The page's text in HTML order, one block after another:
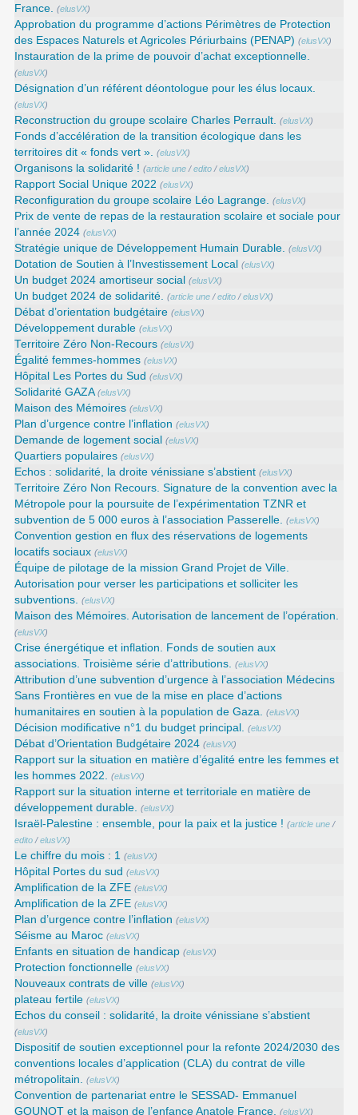
France. (elusVX)
Approbation du programme d’actions Périmètres de Protection
des Espaces Naturels et Agricoles Périurbains (PENAP) (elusVX)
Instauration de la prime de pouvoir d’achat exceptionnelle.
(elusVX)
Désignation d’un référent déontologue pour les élus locaux.
(elusVX)
Reconstruction du groupe scolaire Charles Perrault. (elusVX)
Fonds d’accélération de la transition écologique dans les
territoires dit « fonds vert ». (elusVX)
Organisons la solidarité ! (article une /edito /elusVX)
Rapport Social Unique 2022 (elusVX)
Reconfiguration du groupe scolaire Léo Lagrange. (elusVX)
Prix de vente de repas de la restauration scolaire et sociale pour
l’année 2024 (elusVX)
Stratégie unique de Développement Humain Durable. (elusVX)
Dotation de Soutien à l’Investissement Local (elusVX)
Un budget 2024 amortiseur social (elusVX)
Un budget 2024 de solidarité. (article une /edito /elusVX)
Débat d’orientation budgétaire (elusVX)
Développement durable (elusVX)
Territoire Zéro Non-Recours (elusVX)
Égalité femmes-hommes (elusVX)
Hôpital Les Portes du Sud (elusVX)
Solidarité GAZA (elusVX)
Maison des Mémoires (elusVX)
Plan d’urgence contre l’inflation (elusVX)
Demande de logement social (elusVX)
Quartiers populaires (elusVX)
Echos : solidarité, la droite vénissiane s’abstient (elusVX)
Territoire Zéro Non Recours. Signature de la convention avec la
Métropole pour la poursuite de l’expérimentation TZNR et
subvention de 5 000 euros à l’association Passerelle. (elusVX)
Convention gestion en flux des réservations de logements
locatifs sociaux (elusVX)
Équipe de pilotage de la mission Grand Projet de Ville.
Autorisation pour verser les participations et solliciter les
subventions. (elusVX)
Maison des Mémoires. Autorisation de lancement de l’opération.
(elusVX)
Crise énergétique et inflation. Fonds de soutien aux
associations. Troisième série d’attributions. (elusVX)
Attribution d’une subvention d’urgence à l’association Médecins
Sans Frontières en vue de la mise en place d’actions
humanitaires en soutien à la population de Gaza. (elusVX)
Décision modificative n°1 du budget principal. (elusVX)
Débat d’Orientation Budgétaire 2024 (elusVX)
Rapport sur la situation en matière d’égalité entre les femmes et
les hommes 2022. (elusVX)
Rapport sur la situation interne et territoriale en matière de
développement durable. (elusVX)
Israël-Palestine : ensemble, pour la paix et la justice ! (article une /
edito /elusVX)
Le chiffre du mois : 1 (elusVX)
Hôpital Portes du sud (elusVX)
Amplification de la ZFE (elusVX)
Amplification de la ZFE (elusVX)
Plan d’urgence contre l’inflation (elusVX)
Séisme au Maroc (elusVX)
Enfants en situation de handicap (elusVX)
Protection fonctionnelle (elusVX)
Nouveaux contrats de ville (elusVX)
plateau fertile (elusVX)
Echos du conseil : solidarité, la droite vénissiane s’abstient
(elusVX)
Dispositif de soutien exceptionnel pour la refonte 2024/2030 des
conventions locales d’application (CLA) du contrat de ville
métropolitain. (elusVX)
Convention de partenariat entre le SESSAD- Emmanuel
GOUNOT et la maison de l’enfance Anatole France. (elusVX)